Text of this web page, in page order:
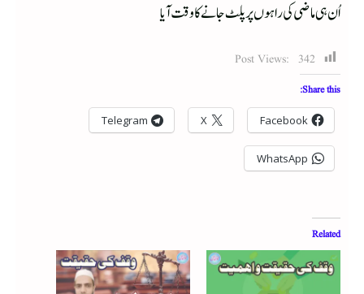
اُن ہی ماضی کی راہوں پر پلٹ جانے کا وقت آیا
Post Views: 342
Share this:
Facebook
X
Telegram
WhatsApp
Related